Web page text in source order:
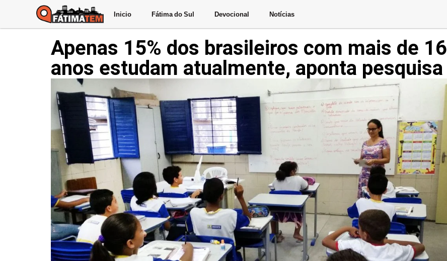
Inicio Fátima do Sul Devocional Notícias
Apenas 15% dos brasileiros com mais de 16
anos estudam atualmente, aponta pesquisa